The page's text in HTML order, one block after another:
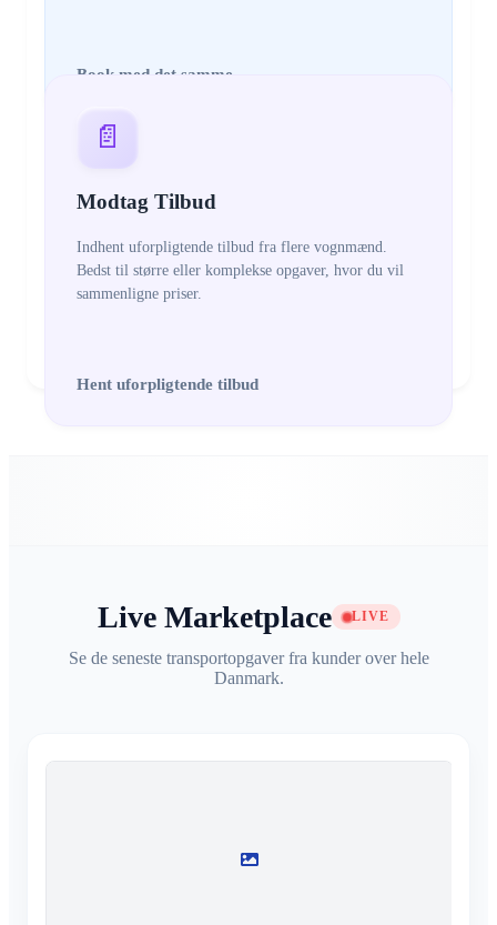
Book med det samme
📄
Modtag Tilbud
Indhent uforpligtende tilbud fra flere vognmænd.
Bedst til større eller komplekse opgaver, hvor du vil
sammenligne priser.
Hent uforpligtende tilbud
Live Marketplace LIVE
Se de seneste transportopgaver fra kunder over hele
Danmark.